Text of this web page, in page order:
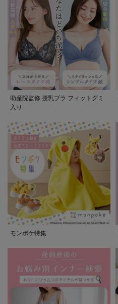
助産院監修 授乳ブラ フィットグミ
入り
モンポケ特集